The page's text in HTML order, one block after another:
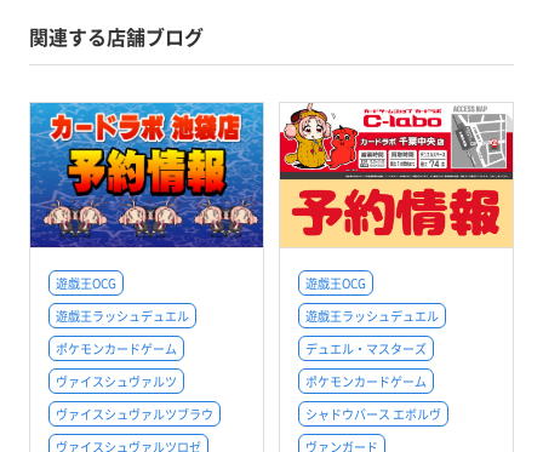
関連する店舗ブログ
遊戯王OCG
遊戯王ラッシュデュエル
ポケモンカードゲーム
ヴァイスシュヴァルツ
ヴァイスシュヴァルツブラウ
ヴァイスシュヴァルツロゼ
遊戯王OCG
遊戯王ラッシュデュエル
デュエル・マスターズ
ポケモンカードゲーム
シャドウバース エボルヴ
ヴァンガード